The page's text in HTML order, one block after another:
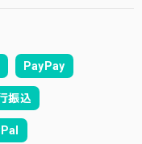
PayPay
振込